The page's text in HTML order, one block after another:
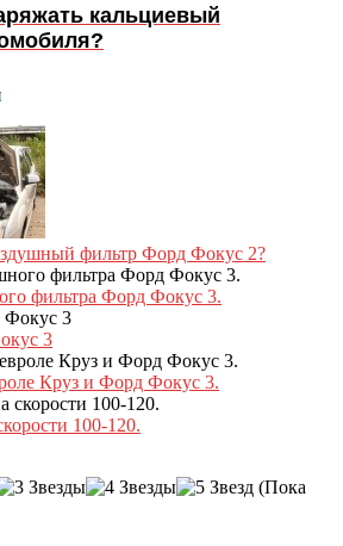
кальциевый
фильтр Форд Фокус 2?
фильтра Форд Фокус 3.
3
Круз и Форд Фокус 3.
100-120.
(Пока